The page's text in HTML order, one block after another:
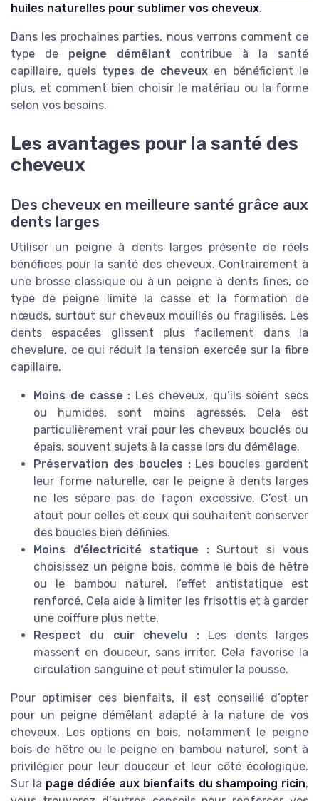
huiles naturelles pour sublimer vos cheveux.
Dans les prochaines parties, nous verrons comment ce
type de peigne démêlant contribue à la santé
capillaire, quels types de cheveux en bénéficient le
plus, et comment bien choisir le matériau ou la forme
selon vos besoins.
Les avantages pour la santé des
cheveux
Des cheveux en meilleure santé grâce aux
dents larges
Utiliser un peigne à dents larges présente de réels
bénéfices pour la santé des cheveux. Contrairement à
une brosse classique ou à un peigne à dents fines, ce
type de peigne limite la casse et la formation de
nœuds, surtout sur cheveux mouillés ou fragilisés. Les
dents espacées glissent plus facilement dans la
chevelure, ce qui réduit la tension exercée sur la fibre
capillaire.
Moins de casse : Les cheveux, qu’ils soient secs
ou humides, sont moins agressés. Cela est
particulièrement vrai pour les cheveux bouclés ou
épais, souvent sujets à la casse lors du démêlage.
Préservation des boucles :Les boucles gardent
leur forme naturelle, car le peigne à dents larges
ne les sépare pas de façon excessive. C’est un
atout pour celles et ceux qui souhaitent conserver
des boucles bien définies.
Moins d’électricité statique :Surtout si vous
choisissez un peigne bois, comme le bois de hêtre
ou le bambou naturel, l’effet antistatique est
renforcé. Cela aide à limiter les frisottis et à garder
une coiffure plus nette.
Respect du cuir chevelu :Les dents larges
massent en douceur, sans irriter. Cela favorise la
circulation sanguine et peut stimuler la pousse.
Pour optimiser ces bienfaits, il est conseillé d’opter
pour un peigne démêlant adapté à la nature de vos
cheveux. Les options en bois, notamment le peigne
bois de hêtre ou le peigne en bambou naturel, sont à
privilégier pour leur douceur et leur côté écologique.
Sur la page dédiée aux bienfaits du shampoing ricin,